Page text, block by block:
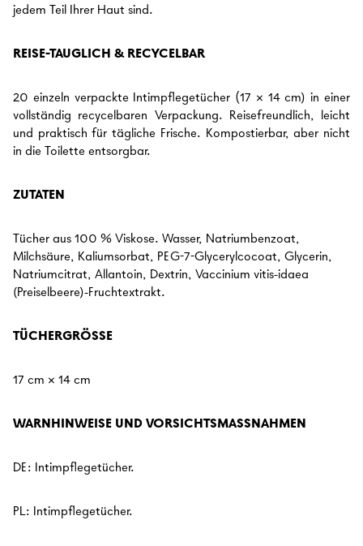
jedem Teil Ihrer Haut sind.
REISE-TAUGLICH & RECYCELBAR
20 einzeln verpackte Intimpflegetücher (17 × 14 cm) in einer
vollständig recycelbaren Verpackung. Reisefreundlich, leicht
und praktisch für tägliche Frische. Kompostierbar, aber nicht
in die Toilette entsorgbar.
ZUTATEN
Tücher aus 100 % Viskose. Wasser, Natriumbenzoat,
Milchsäure, Kaliumsorbat, PEG-7-Glycerylcocoat, Glycerin,
Natriumcitrat, Allantoin, Dextrin, Vaccinium vitis-idaea
(Preiselbeere)-Fruchtextrakt.
TÜCHERGRÖSSE
17 cm × 14 cm
WARNHINWEISE UND VORSICHTSMASSNAHMEN
DE: Intimpflegetücher.
PL: Intimpflegetücher.
What brings you to